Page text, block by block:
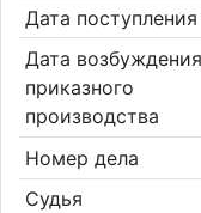
Дата поступления
Дата возбуждения
приказного
производства
Номер дела
Судья